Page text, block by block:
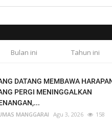
Bulan ini Tahun ini
DATANG MEMBAWA
PERGI MENINGGALKAN
MANGGARAI Agu 3, 2026 158